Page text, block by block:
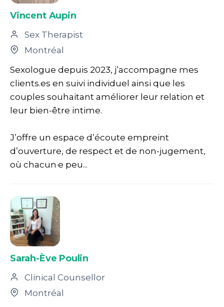
Vincent Aupin
Sex Therapist
Montréal
Sexologue depuis 2023, j’accompagne mes
clients.es en suivi individuel ainsi que les
couples souhaitant améliorer leur relation et
leur bien-être intime.
J’offre un espace d’écoute empreint
d’ouverture, de respect et de non-jugement,
où chacun·e peu...
Sarah-Ève Poulin
Clinical Counsellor
Montréal